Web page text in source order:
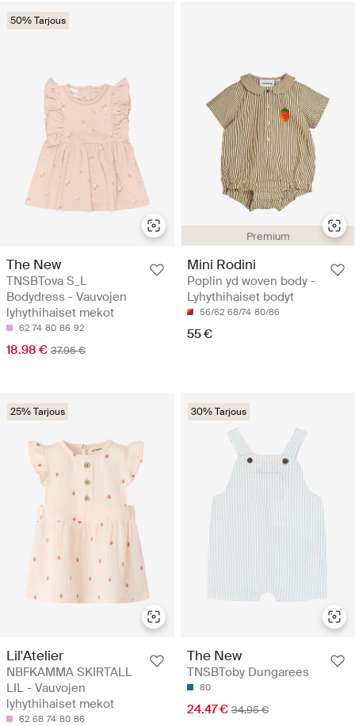
50% Tarjous
The New
TNSBTova S_L
Bodydress - Vauvojen
lyhythihaiset mekot
62 74 80 86 92
18.98 € 37.95 €
Premium
Mini Rodini
Poplin yd woven body -
Lyhythihaiset bodyt
56/62 68/74 80/86
55 €
25% Tarjous
Lil'Atelier
NBFKAMMA SKIRTALL
LIL - Vauvojen
lyhythihaiset mekot
62 68 74 80 86
30% Tarjous
The New
TNSBToby Dungarees
80
24.47 € 34.95 €